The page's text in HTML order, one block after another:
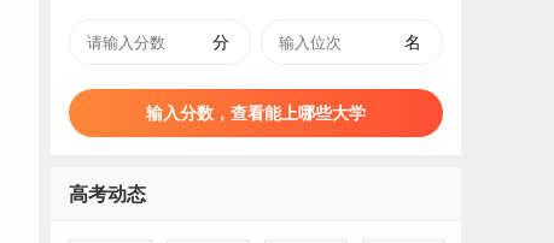
分 名
输入分数，查看能上哪些大学
高考动态